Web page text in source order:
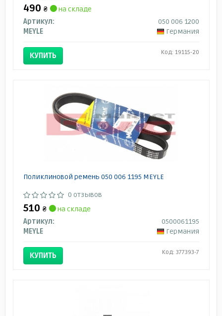
490 ₴
на складе
Артикул:
050 006 1200
MEYLE
Германия
КУПИТЬ Код: 19115-20
Поликлиновой ремень 050 006 1195 MEYLE
0 отзывов
510 ₴
на складе
Артикул:
0500061195
MEYLE
Германия
КУПИТЬ Код: 377393-7